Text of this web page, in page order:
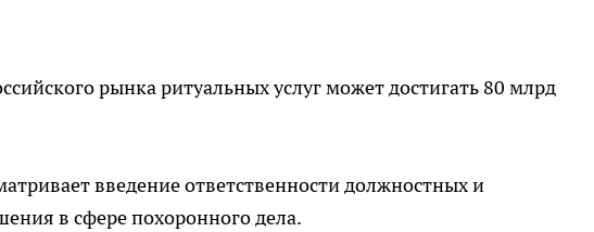
рынка ритуальных услуг может достигать 80 млрд
введение ответственности должностных и
в сфере похоронного дела.